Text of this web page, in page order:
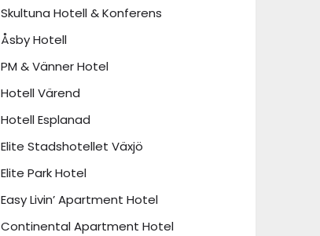
Skultuna Hotell & Konferens
Åsby Hotell
PM & Vänner Hotel
Hotell Värend
Hotell Esplanad
Elite Stadshotellet Växjö
Elite Park Hotel
Easy Livin’ Apartment Hotel
Continental Apartment Hotel